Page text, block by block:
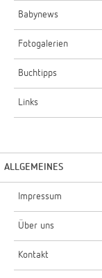
Babynews
Fotogalerien
Buchtipps
Links
ALLGEMEINES
Impressum
Über uns
Kontakt